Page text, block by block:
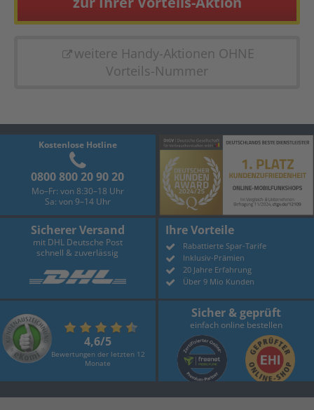
weitere Handy-Aktionen OHNE
Vorteils-Nummer
Kostenlose Hotline
0800 800 20 90 20
Mo–Fr: von 8:30–18 Uhr
Sa: von 9–14 Uhr
Sicherer Versand
mit DHL Deutsche Post
schnell & zuverlässig
Ihre Vorteile
Rabattierte Spar-Tarife
Inklusiv-Prämien
20 Jahre Erfahrung
Über 9 Mio Kunden
4,6/5
Bewertungen der letzten 12
Monate
Sicher & geprüft
einfach online bestellen